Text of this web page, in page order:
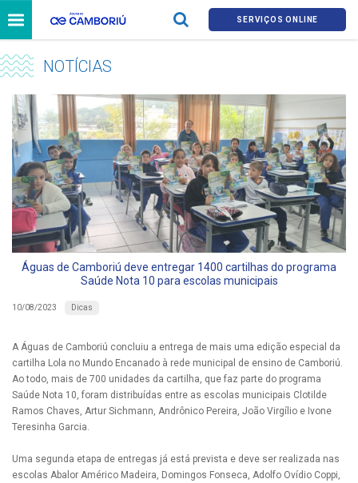
SERVIÇOS ONLINE
NOTÍCIAS
Águas de Camboriú deve entregar 1400 cartilhas do programa
Saúde Nota 10 para escolas municipais
10/08/2023 Dicas
A Águas de Camboriú concluiu a entrega de mais uma edição especial da
cartilha Lola no Mundo Encanado à rede municipal de ensino de Camboriú.
Ao todo, mais de 700 unidades da cartilha, que faz parte do programa
Saúde Nota 10, foram distribuídas entre as escolas municipais Clotilde
Ramos Chaves, Artur Sichmann, Andrônico Pereira, João Virgílio e Ivone
Teresinha Garcia.
Uma segunda etapa de entregas já está prevista e deve ser realizada nas
escolas Abalor Américo Madeira, Domingos Fonseca, Adolfo Ovídio Coppi,